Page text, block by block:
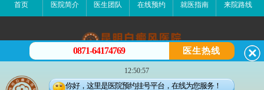
首页 医院简介 医生团队 在线预约 就医指南 来院路线
昆明白癜风医院
昆明市五华区护国路2号
版权所有：昆明白癜风医院
0871-64174769 医生热线
12:50:57
你好，这里是医院预约挂号平台，在线为您服务！